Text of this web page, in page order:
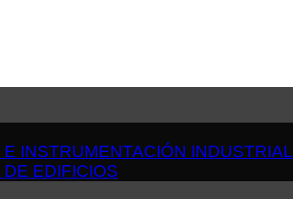
INSTRUMENTACIÓN INDUSTRIAL
EDIFICIOS